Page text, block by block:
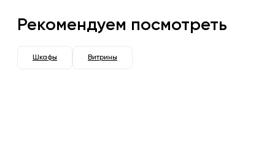
Рекомендуем посмотреть
Шкафы Витрины